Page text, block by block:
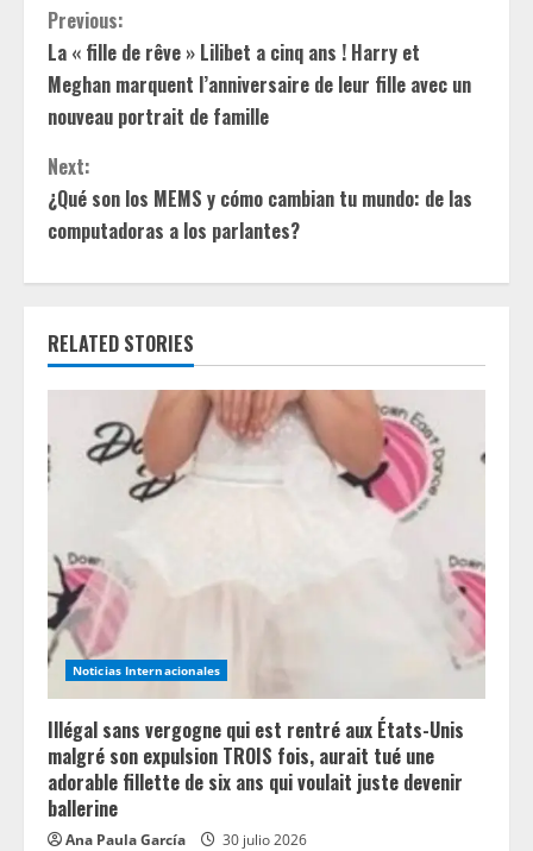
C
o
n
t
i
n
u
e
e
d
i
n
g
Previous:
La « fille de rêve » Lilibet a cinq ans ! Harry et
Meghan marquent l’anniversaire de leur fille avec un
nouveau portrait de famille
Next:
¿Qué son los MEMS y cómo cambian tu mundo: de las
computadoras a los parlantes?
RELATED STORIES
Noticias Internacionales
Illégal sans vergogne qui est rentré aux États-Unis
malgré son expulsion TROIS fois, aurait tué une
adorable fillette de six ans qui voulait juste devenir
ballerine
Ana Paula García 30 julio 2026